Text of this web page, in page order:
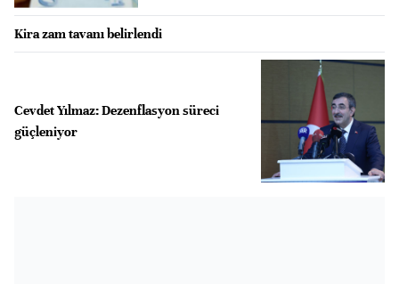
Kira zam tavanı belirlendi
Cevdet Yılmaz: Dezenflasyon süreci
güçleniyor